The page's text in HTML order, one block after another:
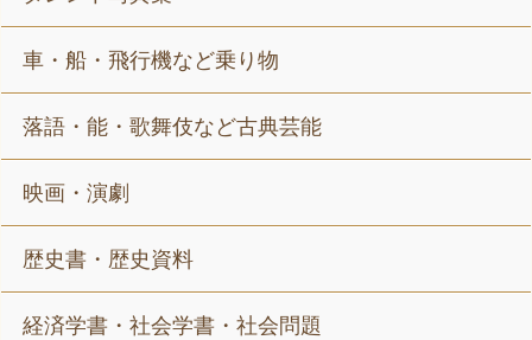
車・船・飛行機など乗り物
落語・能・歌舞伎など古典芸能
映画・演劇
歴史書・歴史資料
経済学書・社会学書・社会問題